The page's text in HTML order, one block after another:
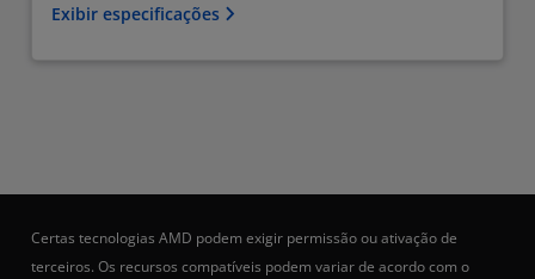
Exibir especificações
Certas tecnologias AMD podem exigir permissão ou ativação de
terceiros. Os recursos compatíveis podem variar de acordo com o